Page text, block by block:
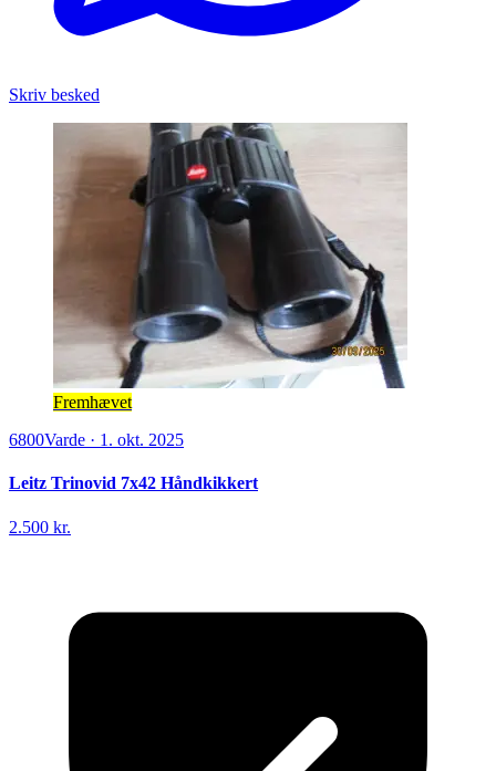
Skriv besked
Fremhævet
6800Varde · 1. okt. 2025
Leitz Trinovid 7x42 Håndkikkert
2.500 kr.